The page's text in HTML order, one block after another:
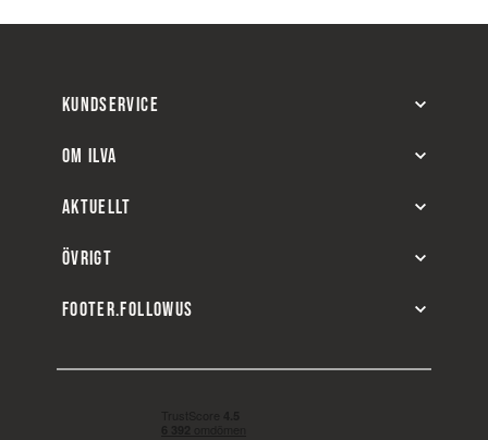
KUNDSERVICE
OM ILVA
AKTUELLT
ÖVRIGT
FOOTER.FOLLOWUS